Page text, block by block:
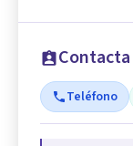
Teléfono